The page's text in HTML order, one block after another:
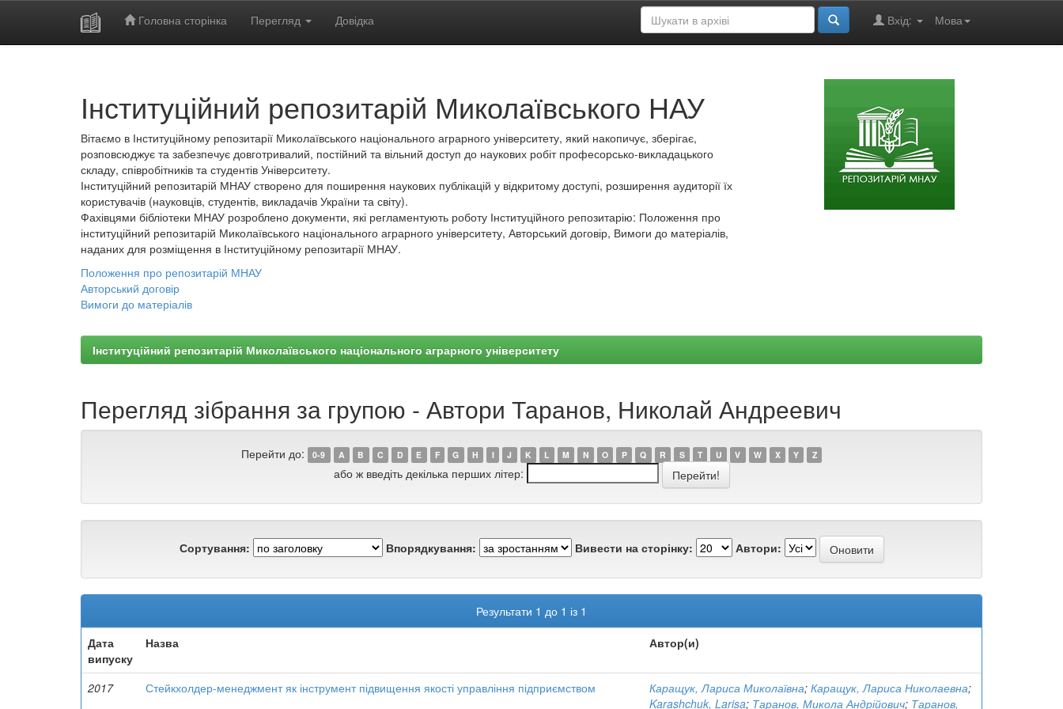
Головна сторінка Перегляд Довідка Мова
Вхід:
Інституційний репозитарій Миколаївського НАУ
Вітаємо в Інституційному репозитарії Миколаївського національного аграрного університету, який накопичує, зберігає,
розповсюджує та забезпечує довготривалий, постійний та вільний доступ до наукових робіт професорсько-викладацького
складу, співробітників та студентів Університету.
Інституційний репозитарій МНАУ створено для поширення наукових публікацій у відкритому доступі, розширення аудиторії їх
користувачів (науковців, студентів, викладачів України та світу).
Фахівцями бібліотеки МНАУ розроблено документи, які регламентують роботу Інституційного репозитарію: Положення про
інституційний репозитарій Миколаївського національного аграрного університету, Авторський договір, Вимоги до матеріалів,
наданих для розміщення в Інституційному репозитарії МНАУ.
Положення про репозитарій МНАУ
Авторський договір
Вимоги до матеріалів
Інституційний репозитарій Миколаївського національного аграрного університету
Перегляд зібрання за групою - Автори Таранов, Николай Андреевич
Перейти до: 0-9 A B C D E F G H I J K L M N O P Q R S T U V W X Y Z
або ж введіть декілька перших літер:
Сортування: Впорядкування: Вивести на сторінку: Автори:
Результати 1 до 1 із 1
Дата
випуску
Назва Автор(и)
2017 Стейкхолдер-менеджмент як інструмент підвищення якості управління підприємством Каращук, Лариса Миколаївна; Каращук, Лариса Николаевна;
Karashchuk, Larisa; Таранов, Микола Андрійович; Таранов,